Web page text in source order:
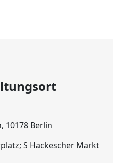
10178 Berlin
S Hackescher Markt